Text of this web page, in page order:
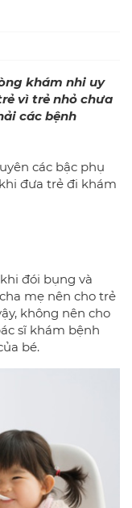
khám nhi uy
vì trẻ nhỏ chưa
các bệnh
các bậc phụ
đưa trẻ đi khám
đói bụng và
mẹ nên cho trẻ
không nên cho
sĩ khám bệnh
bé.